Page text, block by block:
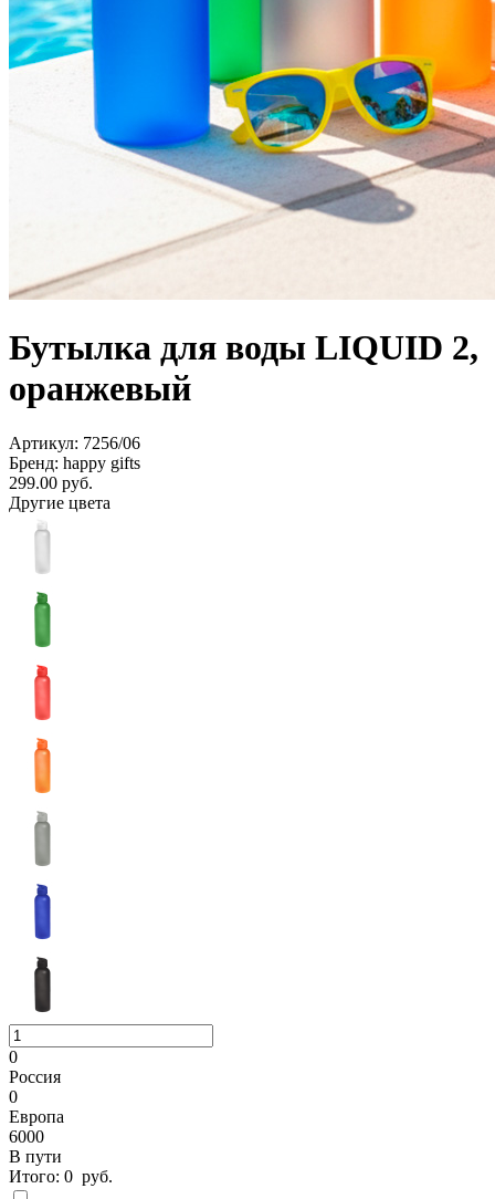
Бутылка для воды LIQUID 2,
оранжевый
Артикул: 7256/06
Бренд: happy gifts
299.00 руб.
Другие цвета
0
Россия
0
Европа
6000
В пути
Итого: 0 руб.